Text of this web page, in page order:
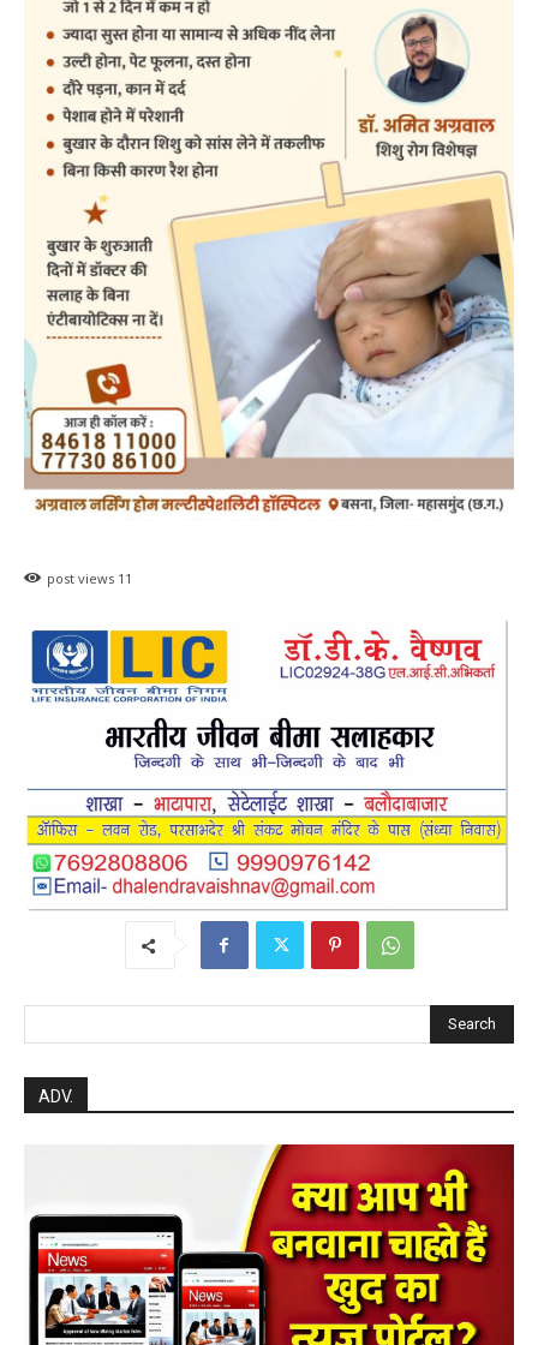
post views 11
Search
ADV.